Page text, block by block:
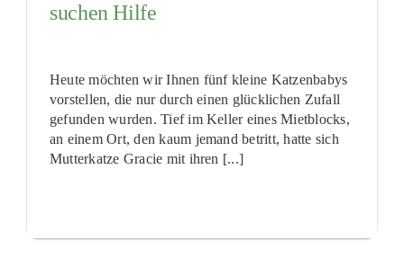
suchen Hilfe
Heute möchten wir Ihnen fünf kleine Katzenbabys
vorstellen, die nur durch einen glücklichen Zufall
gefunden wurden. Tief im Keller eines Mietblocks,
an einem Ort, den kaum jemand betritt, hatte sich
Mutterkatze Gracie mit ihren [...]